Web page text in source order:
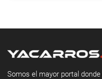
Somos el mayor portal donde